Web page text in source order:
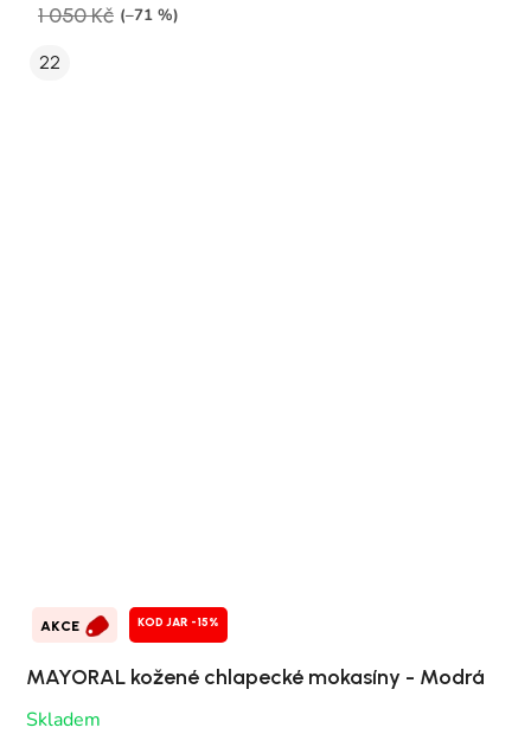
1 050 Kč (–71 %)
22
AKCE KOD JAR -15%
MAYORAL kožené chlapecké mokasíny - Modrá
Skladem